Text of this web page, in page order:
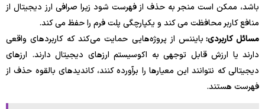
باشد، ممکن است منجر به حذف از فهرست شود زیرا صرافی ارز دیجیتال از
منافع کاربر محافظت می کند و یکپارچگی پلت فرم را حفظ می کند.
مسائل کاربردی: بایننس از پروژه‌هایی حمایت می‌کند که کاربردهای واقعی
دارند یا ارزش قابل توجهی به اکوسیستم ارزهای دیجیتال دارند. ارزهای
دیجیتالی که نتوانند این معیارها را برآورده کنند، کاندیدهای بالقوه حذف از
فهرست هستند.